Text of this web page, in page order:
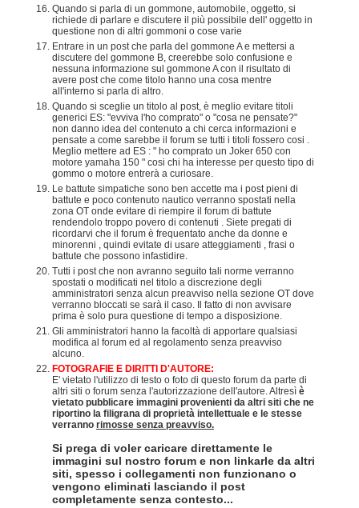
Quando si parla di un gommone, automobile, oggetto, si
richiede di parlare e discutere il più possibile dell' oggetto in
questione non di altri gommoni o cose varie
Entrare in un post che parla del gommone A e mettersi a
discutere del gommone B, creerebbe solo confusione e
nessuna informazione sul gommone A con il risultato di
avere post che come titolo hanno una cosa mentre
all'interno si parla di altro.
Quando si sceglie un titolo al post, è meglio evitare titoli
generici ES: "evviva l'ho comprato" o "cosa ne pensate?"
non danno idea del contenuto a chi cerca informazioni e
pensate a come sarebbe il forum se tutti i titoli fossero cosi .
Meglio mettere ad ES : " ho comprato un Joker 650 con
motore yamaha 150 " cosi chi ha interesse per questo tipo di
gommo o motore entrerà a curiosare.
Le battute simpatiche sono ben accette ma i post pieni di
battute e poco contenuto nautico verranno spostati nella
zona OT onde evitare di riempire il forum di battute
rendendolo troppo povero di contenuti . Siete pregati di
ricordarvi che il forum è frequentato anche da donne e
minorenni , quindi evitate di usare atteggiamenti , frasi o
battute che possono infastidire.
Tutti i post che non avranno seguito tali norme verranno
spostati o modificati nel titolo a discrezione degli
amministratori senza alcun preavviso nella sezione OT dove
verranno bloccati se sarà il caso. Il fatto di non avvisare
prima è solo pura questione di tempo a disposizione.
Gli amministratori hanno la facoltà di apportare qualsiasi
modifica al forum ed al regolamento senza preavviso
alcuno.
FOTOGRAFIE E DIRITTI D'AUTORE:
E' vietato l'utilizzo di testo o foto di questo forum da parte di
altri siti o forum senza l'autorizzazione dell'autore. Altresì è
vietato pubblicare immagini provenienti da altri siti che ne
riportino la filigrana di proprietà intellettuale e le stesse
verranno rimosse senza preavviso.
Si prega di voler caricare direttamente le
immagini sul nostro forum e non linkarle da altri
siti, spesso i collegamenti non funzionano o
vengono eliminati lasciando il post
completamente senza contesto...